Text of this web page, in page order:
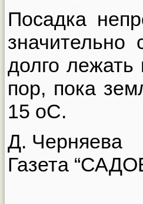
Посадка
значительно
долго лежать
пор, пока
15 оС.
Д. Черняева
Газета